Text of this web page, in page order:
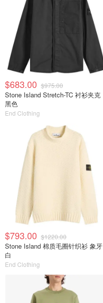
$683.00 $975.00
Stone Island Stretch-TC 衬衫夹克
黑色
End Clothing
$793.00 $1220.00
Stone Island 棉质毛圈针织衫 象牙
白
End Clothing